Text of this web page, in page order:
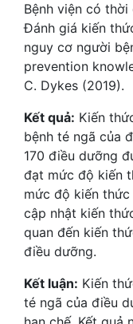
Bệnh viện có
Đánh giá kiến
nguy cơ người
prevention
C. Dykes (2019).
Kết quả: Kiến
bệnh té ngã của
170 điều dưỡng
đạt mức độ kiến
mức độ kiến thức
cập nhật kiến
quan đến kiến
điều dưỡng.
Kết luận: Kiến
té ngã của điều